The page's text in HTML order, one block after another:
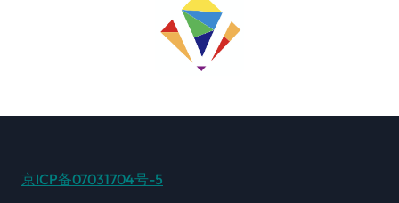
京ICP备07031704号-5